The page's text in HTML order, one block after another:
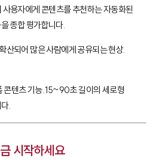
사용자에게 콘텐츠를 추천하는 자동화된
종합 평가합니다.
산되어 많은 사람에게 공유되는 현상.
콘텐츠 기능. 15~90초 길이의 세로형
.
시작하세요